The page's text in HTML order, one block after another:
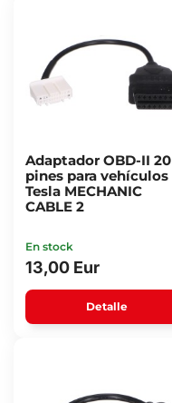
Adaptador OBD-II 20
pines para vehículos
Tesla MECHANIC
CABLE 2
En stock
13,00 Eur
Detalle